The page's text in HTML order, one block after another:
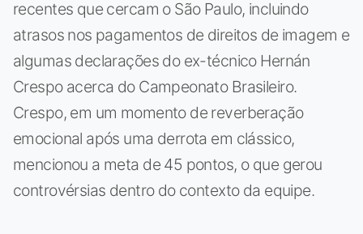
recentes que cercam o São Paulo, incluindo
atrasos nos pagamentos de direitos de imagem e
algumas declarações do ex-técnico Hernán
Crespo acerca do Campeonato Brasileiro.
Crespo, em um momento de reverberação
emocional após uma derrota em clássico,
mencionou a meta de 45 pontos, o que gerou
controvérsias dentro do contexto da equipe.